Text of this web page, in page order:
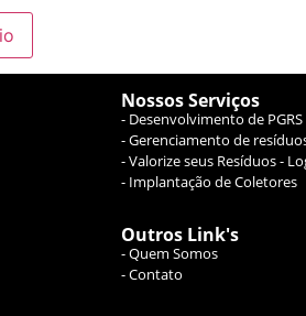
Nossos Serviços
- Desenvolvimento de PGRS
- Gerenciamento de
- Valorize seus Resíduos -
- Implantação de Coletores
Outros Link's
- Quem Somos
- Contato